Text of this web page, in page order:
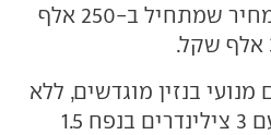
ומתוחת פנים, עם תג-מחיר שמתחיל ב-250 אלף
בנזין מוגדשים, ללא
שלא תיוצר עוד. עם 3 צילינדרים בנפח 1.5